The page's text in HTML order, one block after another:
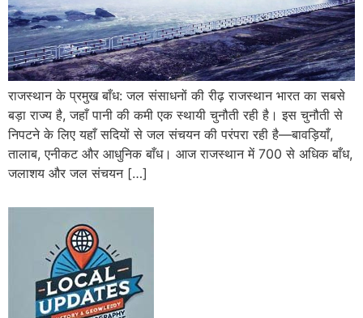
राजस्थान के प्रमुख बाँध: जल संसाधनों की रीढ़ राजस्थान भारत का सबसे
बड़ा राज्य है, जहाँ पानी की कमी एक स्थायी चुनौती रही है। इस चुनौती से
निपटने के लिए यहाँ सदियों से जल संचयन की परंपरा रही है—बावड़ियाँ,
तालाब, एनीकट और आधुनिक बाँध। आज राजस्थान में 700 से अधिक बाँध,
जलाशय और जल संचयन […]